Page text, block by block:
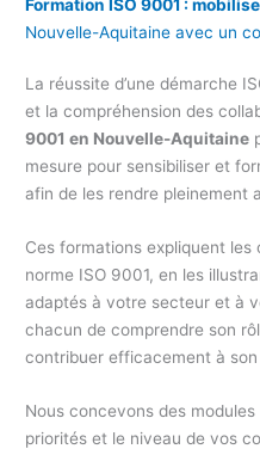
Formation ISO 9001 :
Nouvelle-Aquitaine avec un
La réussite d’une démarche
et la compréhension des
9001 en Nouvelle-Aquitaine
mesure pour sensibiliser et
afin de les rendre pleinement
Ces formations expliquent
norme ISO 9001, en les
adaptés à votre secteur et à
chacun de comprendre son
contribuer efficacement à
Nous concevons des
priorités et le niveau de vos